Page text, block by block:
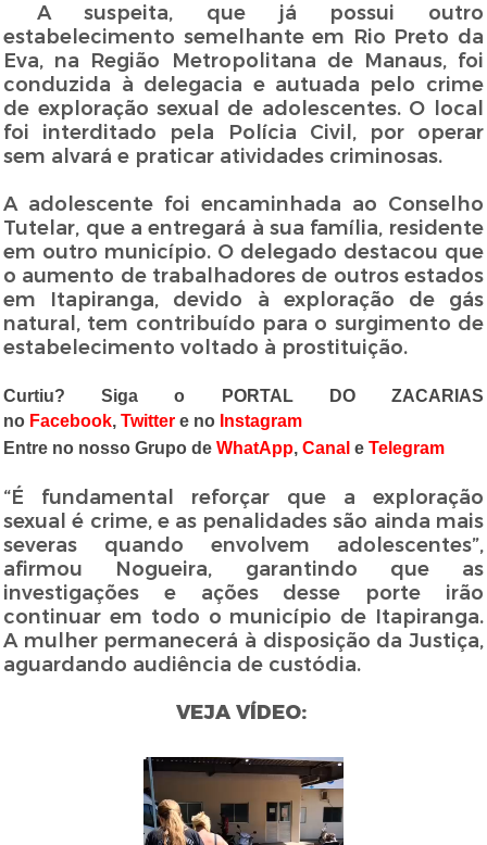
A suspeita, que já possui outro
estabelecimento semelhante em Rio Preto da
Eva, na Região Metropolitana de Manaus, foi
conduzida à delegacia e autuada pelo crime
de exploração sexual de adolescentes. O local
foi interditado pela Polícia Civil, por operar
sem alvará e praticar atividades criminosas.
A adolescente foi encaminhada ao Conselho
Tutelar, que a entregará à sua família, residente
em outro município. O delegado destacou que
o aumento de trabalhadores de outros estados
em Itapiranga, devido à exploração de gás
natural, tem contribuído para o surgimento de
estabelecimento voltado à prostituição.
Curtiu? Siga o PORTAL DO ZACARIAS
no Facebook,Twitter e no Instagram
Entre no nosso Grupo deWhatApp,Canal eTelegram
“É fundamental reforçar que a exploração
sexual é crime, e as penalidades são ainda mais
severas quando envolvem adolescentes”,
afirmou Nogueira, garantindo que as
investigações e ações desse porte irão
continuar em todo o município de Itapiranga.
A mulher permanecerá à disposição da Justiça,
aguardando audiência de custódia.
VEJA VÍDEO: